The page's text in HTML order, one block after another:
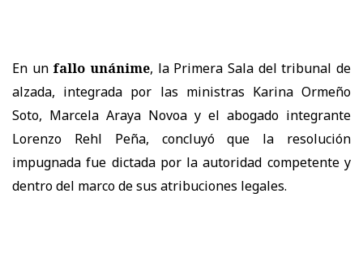
En un fallo unánime, la Primera Sala del tribunal de
alzada, integrada por las ministras Karina Ormeño
Soto, Marcela Araya Novoa y el abogado integrante
Lorenzo Rehl Peña, concluyó que la resolución
impugnadafue dictada por la autoridad competente y
dentro del marco de sus atribuciones legales.